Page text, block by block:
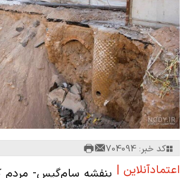
کد خبر: 704094
اعتمادآنلاین | بنفشه سام‌گیس- مردم